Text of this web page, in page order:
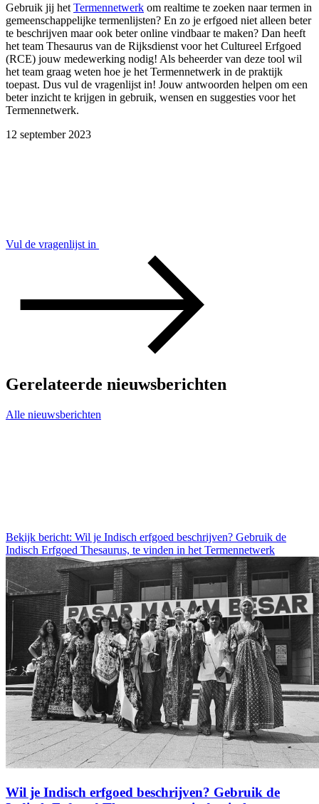
Gebruik jij het Termennetwerk om realtime te zoeken naar termen in
gemeenschappelijke termenlijsten? En zo je erfgoed niet alleen beter
te beschrijven maar ook beter online vindbaar te maken? Dan heeft
het team Thesaurus van de Rijksdienst voor het Cultureel Erfgoed
(RCE) jouw medewerking nodig! Als beheerder van deze tool wil
het team graag weten hoe je het Termennetwerk in de praktijk
toepast. Dus vul de vragenlijst in! Jouw antwoorden helpen om een
beter inzicht te krijgen in gebruik, wensen en suggesties voor het
Termennetwerk.
12 september 2023
Vul de vragenlijst in
Gerelateerde nieuwsberichten
Alle nieuwsberichten
Bekijk bericht: Wil je Indisch erfgoed beschrijven? Gebruik de
Indisch Erfgoed Thesaurus, te vinden in het Termennetwerk
Wil je Indisch erfgoed beschrijven? Gebruik de